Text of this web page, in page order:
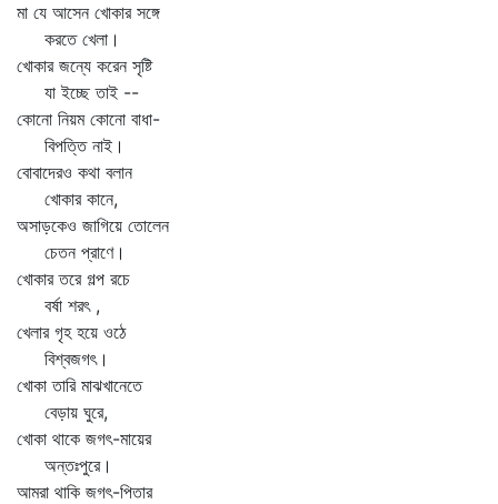
মা যে আসেন খোকার সঙ্গে
করতে খেলা।
খোকার জন্যে করেন সৃষ্টি
যা ইচ্ছে তাই --
কোনো নিয়ম কোনো বাধা-
বিপত্তি নাই।
বোবাদেরও কথা বলান
খোকার কানে,
অসাড়কেও জাগিয়ে তোলেন
চেতন প্রাণে।
খোকার তরে গল্প রচে
বর্ষা শরৎ ,
খেলার গৃহ হয়ে ওঠে
বিশ্বজগৎ।
খোকা তারি মাঝখানেতে
বেড়ায় ঘুরে,
খোকা থাকে জগৎ-মায়ের
অন্তঃপুরে।
আমরা থাকি জগৎ-পিতার